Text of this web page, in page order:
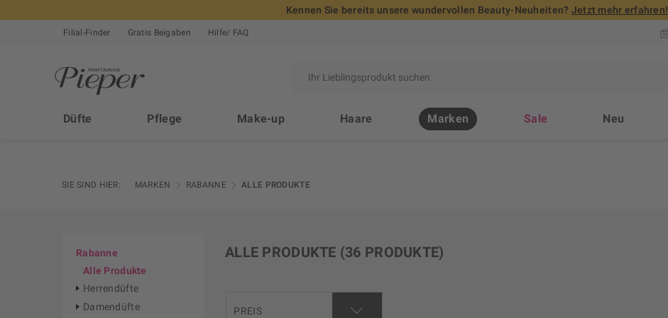
Kennen Sie bereits unsere wundervollen Beauty-Neuheiten? Jetzt mehr erfahren!
Filial-Finder Gratis Beigaben Hilfe/ FAQ
Düfte Pflege Make-up Haare Marken Sale Neu
SIE SIND HIER: MARKEN RABANNE ALLE PRODUKTE
Rabanne
Alle Produkte
Herrendüfte
Damendüfte
ALLE PRODUKTE (36 PRODUKTE)
PREIS